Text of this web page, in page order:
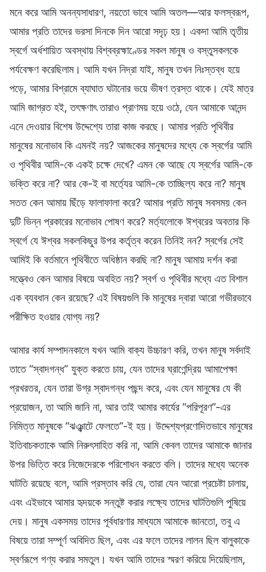
মনে করে আমি অনন্যসাধারণ, নয়তো ভাবে আমি অতল—আর ফলস্বরূপ,
আমার প্রতি তাদের ভরসা দিনকে দিন আরো সদৃঢ় হয়। একদা আমি তৃতীয়
স্বর্গে অর্ধশায়িত অবস্থায় বিশ্বব্রহ্মাণ্ডের সকল মানুষ ও বস্তুসকলকে
পর্যবেক্ষণ করেছিলাম। আমি যখন নিদ্রা যাই, মানুষ তখন নিঃস্তব্ধ হয়ে
পড়ে, আমার বিশ্রামে ব্যাঘাত ঘটানোর ভয়ে ভীষণ ত্রস্ত থাকে। যেই মাত্র
আমি জাগ্রত হই, তৎক্ষণাৎ তারাও প্রাণময় হয়ে ওঠে, যেন আমাকে আনন্দ
এনে দেওয়ার বিশেষ উদ্দেশ্যে তারা কাজ করছে। আমার প্রতি পৃথিবীর
মানুষের মনোভাব কি এমনই নয়? আজকের মানুষদের মধ্যে কে স্বর্গের আমি
ও পৃথিবীর আমি-কে একই চক্ষে দেখে? এমন কে আছে যে স্বর্গের আমি-কে
ভক্তি করে না? আর কে-ই বা মর্ত্যের আমি-কে তাচ্ছিল্য করে না? মানুষ
সতত কেন আমায় ছিঁড়ে ফালাফালা করে? আমার প্রতি মানুষ সবসময় কেন
দুটি ভিন্ন প্রকারের মনোভাব পোষণ করে? মর্ত্যলোকে ঈশ্বরের অবতার কি
স্বর্গে যে ঈশ্বর সকলকিছুর উপর কর্তৃত্ব করেন তিনিই নন? স্বর্গের সেই
আমিই কি বর্তমানে পৃথিবীতে অধিষ্ঠান করছি না? মানুষ আমায় দর্শন করা
সত্ত্বেও কেন আমার বিষয়ে অবহিত নয়? স্বর্গ ও পৃথিবীর মধ্যে এত বিশাল
এক ব্যবধান কেন রয়েছে? এই বিষয়গুলি কি মানুষের দ্বারা আরো গভীরভাবে
পরীক্ষিত হওয়ার যোগ্য নয়?
আমার কার্য সম্পাদনকালে যখন আমি বাক্য উচ্চারণ করি, তখন মানুষ সর্বদাই
তাতে “স্বাদগন্ধ” যুক্ত করতে চায়, যেন তাদের ঘ্রাণেন্দ্রিয় আমাপেক্ষা
প্রখরতর, যেন তারা উগ্র স্বাদগন্ধ পছন্দ করে, এবং যেন মানুষের যে কী
প্রয়োজন, তা আমি জানি না, আর তাই আমার কার্যের “পরিপূরণ”-এর
নিমিত্ত মানুষকে “ঝঞ্ঝাটে ফেলতে”-ই হয়। উদ্দেশ্যপ্রণোদিতভাবে মানুষের
ইতিবাচকতাকে আমি নিরুৎসাহিত করি না, আমি কেবল তাদের আমাকে জানার
উপর ভিত্তি করে নিজেদেরকে পরিশোধন করতে বলি। তাদের মধ্যে অনেক
ঘাটতি রয়েছে বলে, আমি প্রস্তাব করি যে, তারা যেন আরো প্রচেষ্টা চালায়,
এবং এইভাবে আমার হৃদয়কে সন্তুষ্ট করার লক্ষ্যে তাদের ঘাটতিগুলি পুষিয়ে
দেয়। মানুষ একসময় তাদের পূর্বধারণার মাধ্যমে আমাকে জানতো, তবু এ
বিষয়ে তারা সম্পূর্ণ অবিদিত ছিল, এবং এর ফলে তাদের লালন ছিল বালুকাকে
স্বর্ণরূপে গণ্য করার সমতুল। যখন আমি তাদের স্মরণ করিয়ে দিয়েছিলাম,